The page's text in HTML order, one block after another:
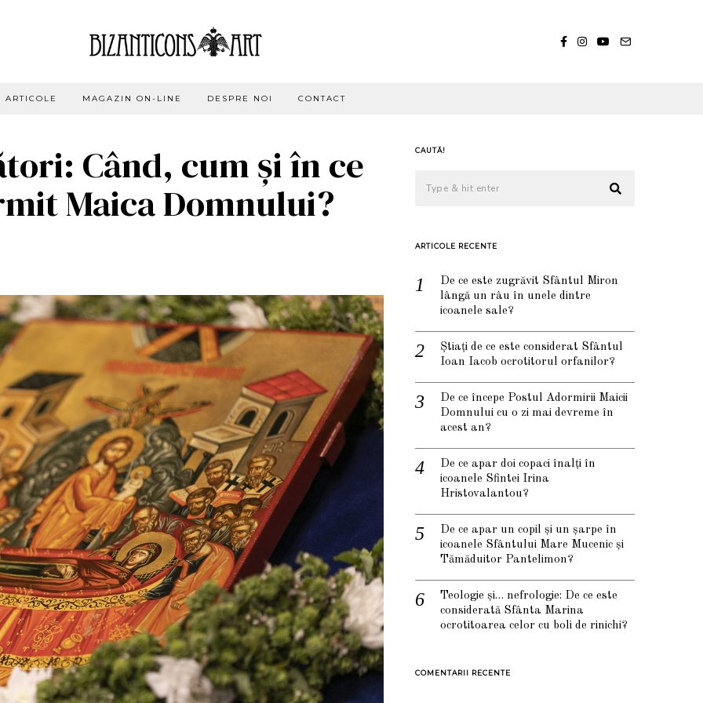
ARTICOLE MAGAZIN ON-LINE DESPRE NOI CONTACT
Când, cum și în ce
Maica Domnului?
CAUTĂ!
ARTICOLE RECENTE
De ce este zugrăvit Sfântul Miron
lângă un râu în unele dintre
icoanele sale?
Știați de ce este considerat Sfântul
Ioan Iacob ocrotitorul orfanilor?
De ce începe Postul Adormirii Maicii
Domnului cu o zi mai devreme în
acest an?
De ce apar doi copaci înalți în
icoanele Sfintei Irina
Hristovalantou?
De ce apar un copil și un șarpe în
icoanele Sfântului Mare Mucenic și
Tămăduitor Pantelimon?
Teologie și… nefrologie: De ce este
considerată Sfânta Marina
ocrotitoarea celor cu boli de rinichi?
COMENTARII RECENTE